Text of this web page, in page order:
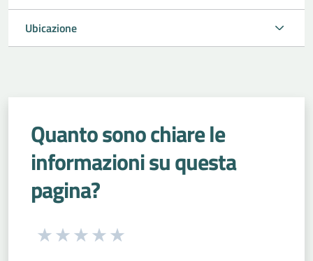
Ubicazione
Quanto sono chiare le
informazioni su questa
pagina?
Seleziona una valutazione da 1 a 5 stelle